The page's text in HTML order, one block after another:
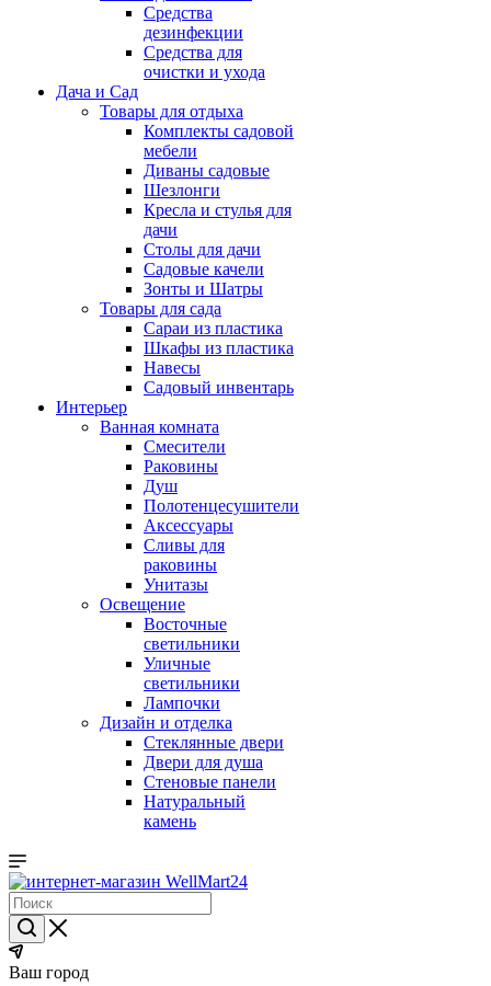
Средства
дезинфекции
Средства для
очистки и ухода
Дача и Сад
Товары для отдыха
Комплекты садовой
мебели
Диваны садовые
Шезлонги
Кресла и стулья для
дачи
Столы для дачи
Садовые качели
Зонты и Шатры
Товары для сада
Сараи из пластика
Шкафы из пластика
Навесы
Садовый инвентарь
Интерьер
Ванная комната
Смесители
Раковины
Душ
Полотенцесушители
Аксессуары
Сливы для
раковины
Унитазы
Освещение
Восточные
светильники
Уличные
светильники
Лампочки
Дизайн и отделка
Стеклянные двери
Двери для душа
Стеновые панели
Натуральный
камень
Ваш город